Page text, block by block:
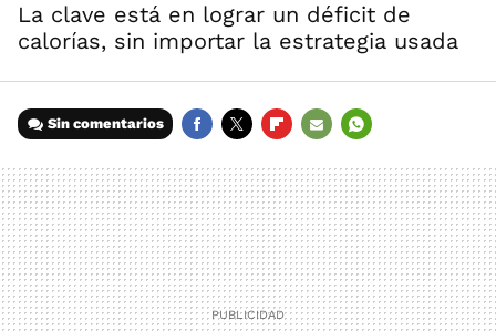
La clave está en lograr un déficit de
calorías, sin importar la estrategia usada
Sin comentarios
MAIL